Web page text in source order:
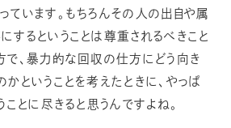
ています。もちろんその人の出自や属
するということは尊重されるべきこと
で、暴力的な回収の仕方にどう向き
ということを考えたときに、やっぱ
ことに尽きると思うんですよね。